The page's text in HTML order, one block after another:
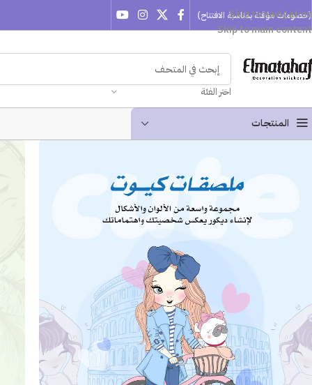
Skip to navigation
Skip to main content
(خصومات مؤقتة بمناسبة الافتتاح)
اختر الفئة
المنتجـات